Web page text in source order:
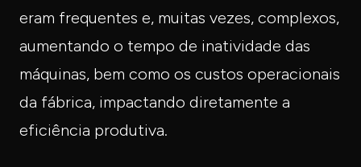
eram frequentes e, muitas vezes, complexos,
aumentando o tempo de inatividade das
máquinas, bem como os custos operacionais
da fábrica, impactando diretamente a
eficiência produtiva.